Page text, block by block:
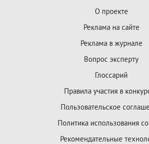
О проекте
Реклама на сайте
Реклама в журнале
Вопрос эксперту
Глоссарий
Правила участия в
Пользовательское
Политика использования
Рекомендательные